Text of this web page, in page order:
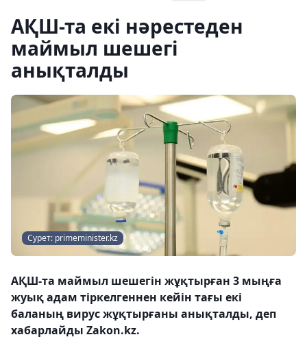
АҚШ-та екі нәрестеден
маймыл шешегі
анықталды
Сурет: primeminister.kz
АҚШ-та маймыл шешегін жұқтырған 3 мыңға
жуық адам тіркелгеннен кейін тағы екі
баланың вирус жұқтырғаны анықталды, деп
хабарлайды Zakon.kz.